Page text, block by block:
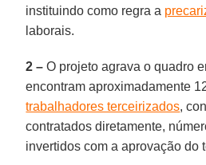
instituindo como regra a
laborais.
2 – O projeto agrava o quadro
encontram aproximadamente
trabalhadores terceirizados,
contratados diretamente,
invertidos com a aprovação do